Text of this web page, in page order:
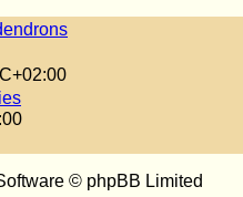
© phpBB Limited